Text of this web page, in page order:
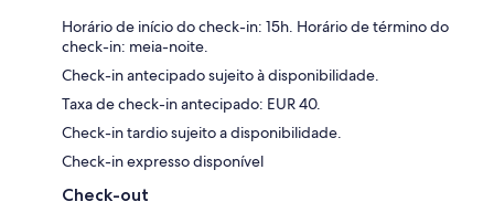
Horário de início do check-in: 15h. Horário de término do
check-in: meia-noite.
Check-in antecipado sujeito à disponibilidade.
Taxa de check-in antecipado: EUR 40.
Check-in tardio sujeito a disponibilidade.
Check-in expresso disponível
Check-out